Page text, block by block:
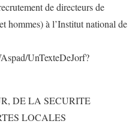
de directeurs de
hommes) à l’Institut national de
UnTexteDeJorf?
DE LA SECURITE
LOCALES